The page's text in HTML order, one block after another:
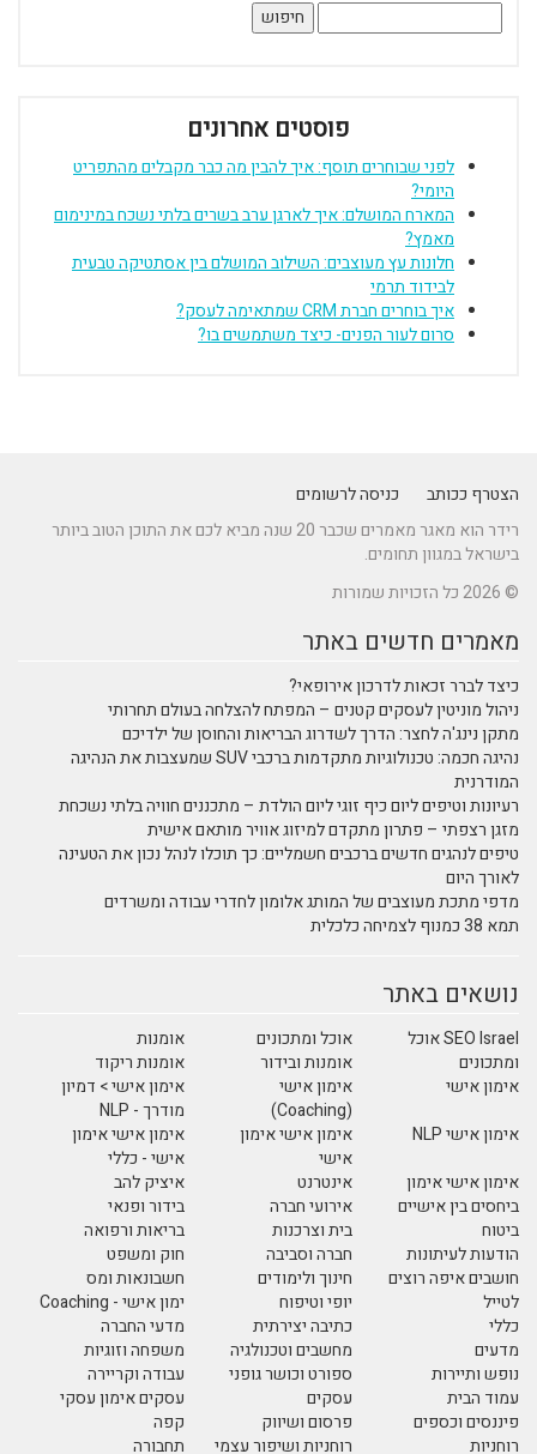
פוסטים אחרונים
לפני שבוחרים תוסף: איך להבין מה כבר מקבלים מהתפריט
היומי?
המארח המושלם: איך לארגן ערב בשרים בלתי נשכח במינימום
מאמץ?
חלונות עץ מעוצבים: השילוב המושלם בין אסתטיקה טבעית
לבידוד תרמי
איך בוחרים חברת CRM שמתאימה לעסק?
סרום לעור הפנים- כיצד משתמשים בו?
הצטרף ככותב
כניסה לרשומים
רידר הוא מאגר מאמרים שכבר 20 שנה מביא לכם את התוכן הטוב ביותר
בישראל במגוון תחומים.
© 2026 כל הזכויות שמורות
מאמרים חדשים באתר
כיצד לברר זכאות לדרכון אירופאי?
ניהול מוניטין לעסקים קטנים – המפתח להצלחה בעולם תחרותי
מתקן נינג'ה לחצר: הדרך לשדרוג הבריאות והחוסן של ילדיכם
נהיגה חכמה: טכנולוגיות מתקדמות ברכבי SUV שמעצבות את הנהיגה
המודרנית
רעיונות וטיפים ליום כיף זוגי ליום הולדת – מתכננים חוויה בלתי נשכחת
מזגן רצפתי – פתרון מתקדם למיזוג אוויר מותאם אישית
טיפים לנהגים חדשים ברכבים חשמליים: כך תוכלו לנהל נכון את הטעינה
לאורך היום
מדפי מתכת מעוצבים של המותג אלומון לחדרי עבודה ומשרדים
תמא 38 כמנוף לצמיחה כלכלית
נושאים באתר
SEO Israel אוכל
ומתכונים
אוכל ומתכונים
אומנות
אומנות ובידור
אומנות ריקוד
אימון אישי
אימון אישי
(Coaching)
אימון אישי > דמיון
מודרך - NLP
אימון אישי NLP
אימון אישי אימון
אישי
אימון אישי אימון
אישי - כללי
אימון אישי אימון
ביחסים בין אישיים
אינטרנט
איציק להב
אירועי חברה
בידור ופנאי
ביטוח
בית וצרכנות
בריאות ורפואה
הודעות לעיתונות
חברה וסביבה
חוק ומשפט
חושבים איפה רוצים
לטייל
חינוך ולימודים
חשבונאות ומס
יופי וטיפוח
ימון אישי - Coaching
כללי
כתיבה יצירתית
מדעי החברה
מדעים
מחשבים וטכנולגיה
משפחה וזוגיות
נופש ותיירות
ספורט וכושר גופני
עבודה וקריירה
עמוד הבית
עסקים
עסקים אימון עסקי
פיננסים וכספים
פרסום ושיווק
קפה
רוחניות
רוחניות ושיפור עצמי תחבורה